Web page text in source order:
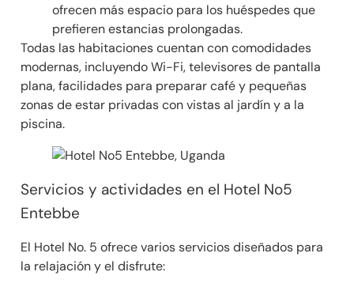
ofrecen más espacio para los huéspedes que
prefieren estancias prolongadas.
Todas las habitaciones cuentan con comodidades
modernas, incluyendo Wi-Fi, televisores de pantalla
plana, facilidades para preparar café y pequeñas
zonas de estar privadas con vistas al jardín y a la
piscina.
Servicios y actividades en el Hotel No5
Entebbe
El Hotel No. 5 ofrece varios servicios diseñados para
la relajación y el disfrute: